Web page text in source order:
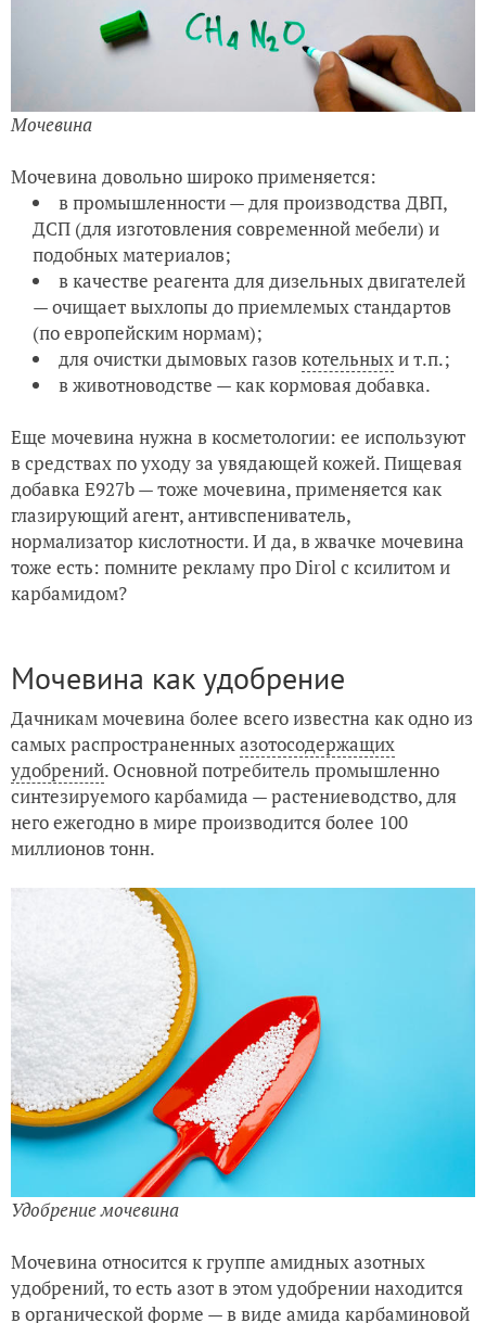
Мочевина
Мочевина довольно широко применяется:
в промышленности — для производства ДВП,
ДСП (для изготовления современной мебели) и
подобных материалов;
в качестве реагента для дизельных двигателей
— очищает выхлопы до приемлемых стандартов
(по европейским нормам);
для очистки дымовых газовкотельныхи т.п.;
в животноводстве — как кормовая добавка.
Еще мочевина нужна в косметологии: ее используют
в средствах по уходу за увядающей кожей. Пищевая
добавка Е927b — тоже мочевина, применяется как
глазирующий агент, антивспениватель,
нормализатор кислотности. И да, в жвачке мочевина
тоже есть: помните рекламу про Dirol с ксилитом и
карбамидом?
Мочевина как удобрение
Дачникам мочевина более всего известна как одно из
самых распространенныхазотосодержащих
удобрений. Основной потребитель промышленно
синтезируемого карбамида — растениеводство, для
него ежегодно в мире производится более 100
миллионов тонн.
Удобрение мочевина
Мочевина относится к группе амидных азотных
удобрений, то есть азот в этом удобрении находится
в органической форме — в виде амида карбаминовой